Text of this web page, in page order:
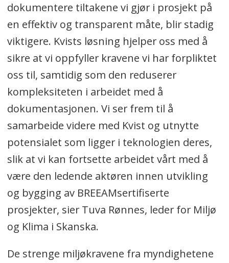
dokumentere tiltakene vi gjør i prosjekt på
en effektiv og transparent måte, blir stadig
viktigere. Kvists løsning hjelper oss med å
sikre at vi oppfyller kravene vi har forpliktet
oss til, samtidig som den reduserer
kompleksiteten i arbeidet med å
dokumentasjonen. Vi ser frem til å
samarbeide videre med Kvist og utnytte
potensialet som ligger i teknologien deres,
slik at vi kan fortsette arbeidet vårt med å
være den ledende aktøren innen utvikling
og bygging av BREEAMsertifiserte
prosjekter, sier Tuva Rønnes, leder for Miljø
og Klima i Skanska.
De strenge miljøkravene fra myndighetene